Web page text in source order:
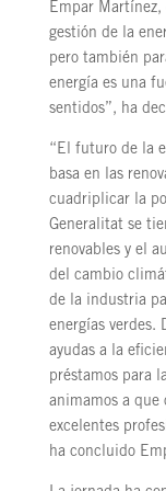
Empar
gestión de la
pero también
energía es una
sentidos”, ha
“El futuro de la
basa en las
cuadriplicar la
Generalitat se
renovables y el
del cambio
de la industria
energías verdes.
ayudas a la
préstamos para
animamos a que
excelentes
ha concluido